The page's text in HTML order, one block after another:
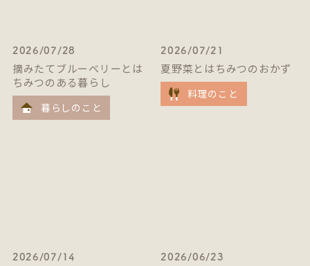
2026/07/28
摘みたてブルーベリーとは
ちみつのある暮らし
暮らしのこと
2026/07/21
夏野菜とはちみつのおかず
料理のこと
2026/07/14 2026/06/23